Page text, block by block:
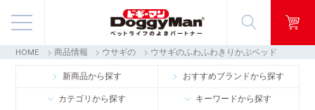
商品情報
映像ギャラリー
HOME 商品情報 ウサギの ウサギのふわふわきりかぶベッド
新商品から探す おすすめブランドから探す
カテゴリから探す キーワードから探す